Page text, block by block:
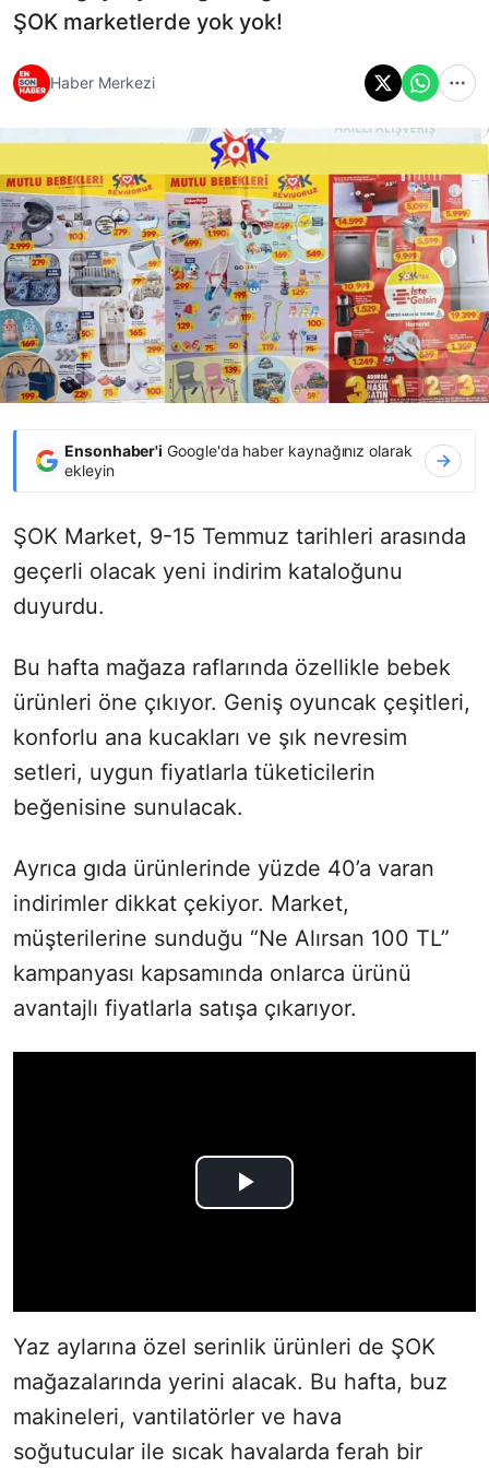
ŞOK marketlerde yok yok!
Haber Merkezi
Ensonhaber'i Google'da haber kaynağınız olarak
ekleyin
ŞOK Market, 9-15 Temmuz tarihleri arasında
geçerli olacak yeni indirim kataloğunu
duyurdu.
Bu hafta mağaza raflarında özellikle bebek
ürünleri öne çıkıyor. Geniş oyuncak çeşitleri,
konforlu ana kucakları ve şık nevresim
setleri, uygun fiyatlarla tüketicilerin
beğenisine sunulacak.
Ayrıca gıda ürünlerinde yüzde 40’a varan
indirimler dikkat çekiyor. Market,
müşterilerine sunduğu “Ne Alırsan 100 TL”
kampanyası kapsamında onlarca ürünü
avantajlı fiyatlarla satışa çıkarıyor.
Yaz aylarına özel serinlik ürünleri de ŞOK
mağazalarında yerini alacak. Bu hafta, buz
makineleri, vantilatörler ve hava
soğutucular ile sıcak havalarda ferah bir